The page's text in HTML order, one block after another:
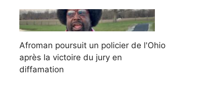
Afroman poursuit un policier de l'Ohio
après la victoire du jury en
diffamation